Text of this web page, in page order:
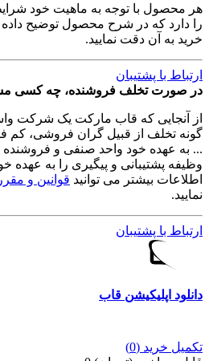
هر محصول با توجه به ماهیت خود
را دارد که در شرح محصول توضیح
خرید به آن دقت نمایید.
ارتباط با پشتیبان
در صورت تخلف فروشنده، چه کسی
از آنجایی که قاب مارکت یک شرکت
گونه تخلف از قبیل گران فروشی، کم
... به عهده خود واحد صنفی و
وظیفه پشتیبانی و پیگیری را به
اطلاعات بیشتر می توانید قوانین و
نمایید.
ارتباط با پشتیبان
دانلود اپلیکیشن قاب
تکمیل خرید (0)